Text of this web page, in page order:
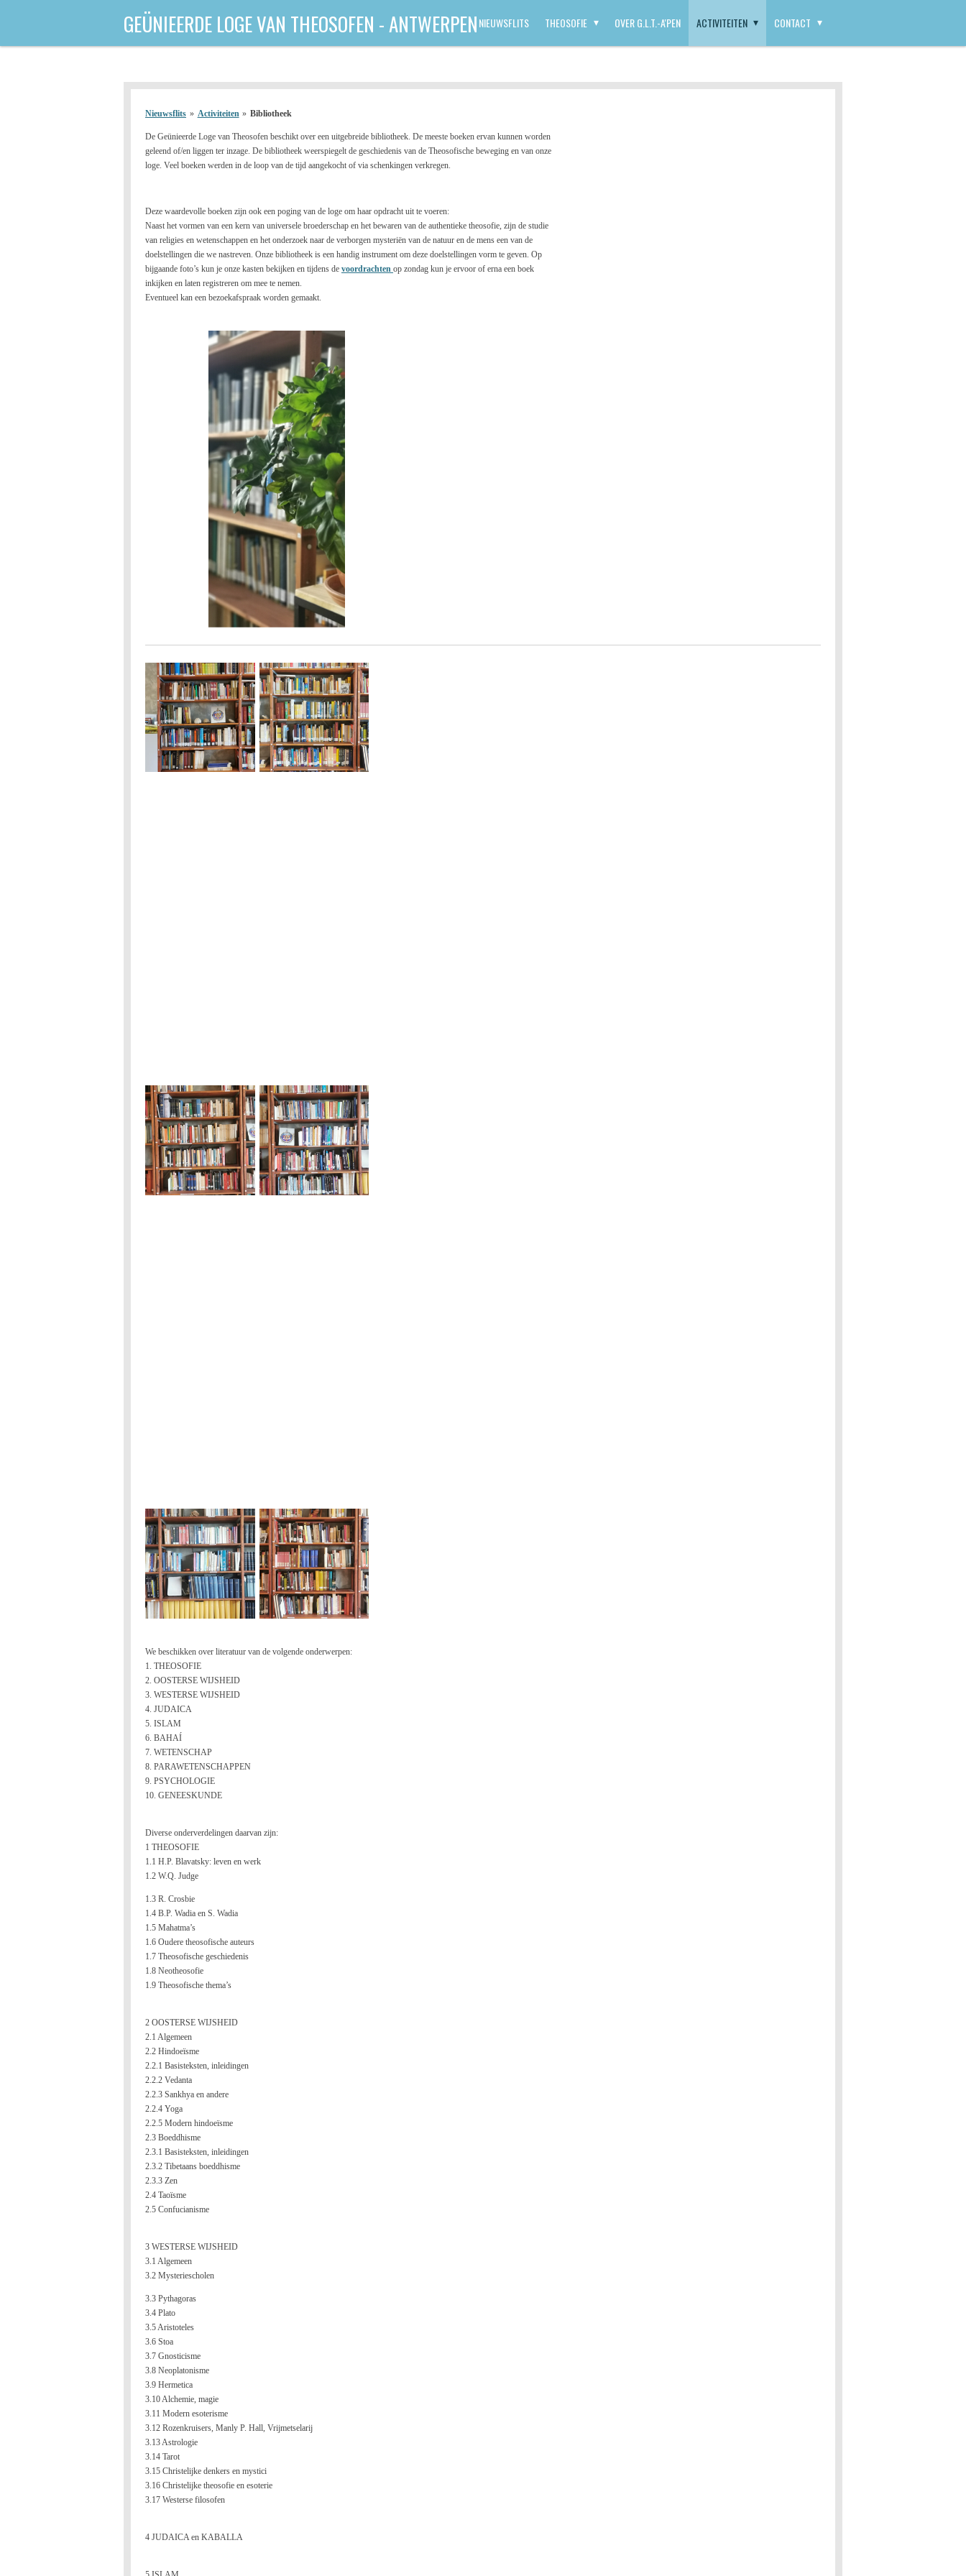
GEÜNIEERDE LOGE VAN THEOSOFEN - ANTWERPENNIEUWSFLITS THEOSOFIE OVER G.L.T.-A'PEN ACTIVITEITEN CONTACT
Nieuwsflits » Activiteiten » Bibliotheek
De Geünieerde Loge van Theosofen beschikt over een uitgebreide bibliotheek. De meeste boeken ervan kunnen worden
geleend of/en liggen ter inzage. De bibliotheek weerspiegelt de geschiedenis van de Theosofische beweging en van onze
loge. Veel boeken werden in de loop van de tijd aangekocht of via schenkingen verkregen.
Deze waardevolle boeken zijn ook een poging van de loge om haar opdracht uit te voeren:
Naast het vormen van een kern van universele broederschap en het bewaren van de authentieke theosofie, zijn de studie
van religies en wetenschappen en het onderzoek naar de verborgen mysteriën van de natuur en de mens een van de
doelstellingen die we nastreven. Onze bibliotheek is een handig instrument om deze doelstellingen vorm te geven. Op
bijgaande foto’s kun je onze kasten bekijken en tijdens de voordrachten op zondag kun je ervoor of erna een boek
inkijken en laten registreren om mee te nemen.
Eventueel kan een bezoekafspraak worden gemaakt.
We beschikken over literatuur van de volgende onderwerpen:
1. THEOSOFIE
2. OOSTERSE WIJSHEID
3. WESTERSE WIJSHEID
4. JUDAICA
5. ISLAM
6. BAHAÍ
7. WETENSCHAP
8. PARAWETENSCHAPPEN
9. PSYCHOLOGIE
10. GENEESKUNDE
Diverse onderverdelingen daarvan zijn:
1 THEOSOFIE
1.1 H.P. Blavatsky: leven en werk
1.2 W.Q. Judge
1.3 R. Crosbie
1.4 B.P. Wadia en S. Wadia
1.5 Mahatma’s
1.6 Oudere theosofische auteurs
1.7 Theosofische geschiedenis
1.8 Neotheosofie
1.9 Theosofische thema’s
2 OOSTERSE WIJSHEID
2.1 Algemeen
2.2 Hindoeïsme
2.2.1 Basisteksten, inleidingen
2.2.2 Vedanta
2.2.3 Sankhya en andere
2.2.4 Yoga
2.2.5 Modern hindoeïsme
2.3 Boeddhisme
2.3.1 Basisteksten, inleidingen
2.3.2 Tibetaans boeddhisme
2.3.3 Zen
2.4 Taoïsme
2.5 Confucianisme
3 WESTERSE WIJSHEID
3.1 Algemeen
3.2 Mysteriescholen
3.3 Pythagoras
3.4 Plato
3.5 Aristoteles
3.6 Stoa
3.7 Gnosticisme
3.8 Neoplatonisme
3.9 Hermetica
3.10 Alchemie, magie
3.11 Modern esoterisme
3.12 Rozenkruisers, Manly P. Hall, Vrijmetselarij
3.13 Astrologie
3.14 Tarot
3.15 Christelijke denkers en mystici
3.16 Christelijke theosofie en esoterie
3.17 Westerse filosofen
4 JUDAICA en KABALLA